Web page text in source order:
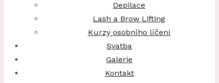
Depilace
Lash a Brow Lifting
Kurzy osobního líčení
Svatba
Galerie
Kontakt